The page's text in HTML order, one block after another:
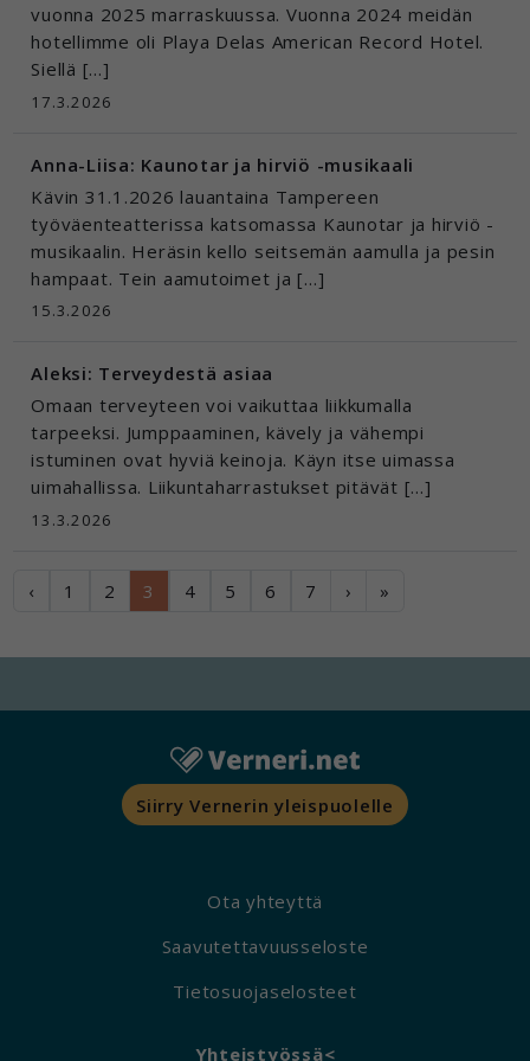
vuonna 2025 marraskuussa. Vuonna 2024 meidän
hotellimme oli Playa Delas American Record Hotel.
Siellä […]
17.3.2026
Anna-Liisa: Kaunotar ja hirviö -musikaali
Kävin 31.1.2026 lauantaina Tampereen
työväenteatterissa katsomassa Kaunotar ja hirviö -
musikaalin. Heräsin kello seitsemän aamulla ja pesin
hampaat. Tein aamutoimet ja […]
15.3.2026
Aleksi: Terveydestä asiaa
Omaan terveyteen voi vaikuttaa liikkumalla
tarpeeksi. Jumppaaminen, kävely ja vähempi
istuminen ovat hyviä keinoja. Käyn itse uimassa
uimahallissa. Liikuntaharrastukset pitävät […]
13.3.2026
‹ 1 2 3 4 5 6 7 › »
Siirry Vernerin yleispuolelle
Ota yhteyttä
Saavutettavuusseloste
Tietosuojaselosteet
Yhteistyössä<
käytön.